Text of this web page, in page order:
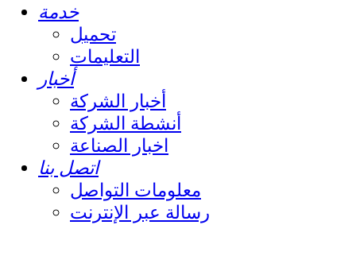
خدمة
تحميل
التعليمات
أخبار
أخبار الشركة
أنشطة الشركة
اخبار الصناعة
اتصل بنا
معلومات التواصل
رسالة عبر الإنترنت